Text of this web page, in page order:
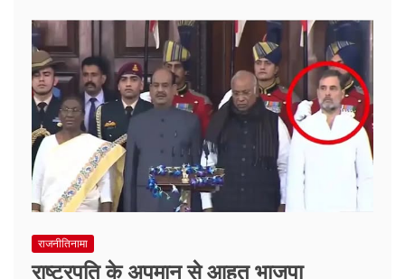
राजनीतिनामा
राष्ट्रपति के अपमान से आहत भाजपा